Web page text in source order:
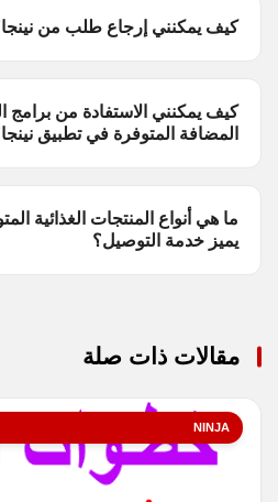
كيف يمكنني إرجاع طلب من
كيف يمكنني الاستفادة من برامج
المضافة المتوفرة في تطبيق
ما هي أنواع المنتجات الغذائية
يميز خدمة التوصيل؟
مقالات ذات صلة
NINJA